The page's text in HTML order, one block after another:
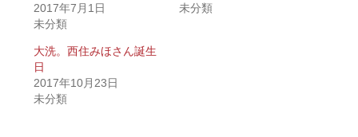
2017年7月1日
未分類
未分類
大洗。西住みほさん誕生
日
2017年10月23日
未分類